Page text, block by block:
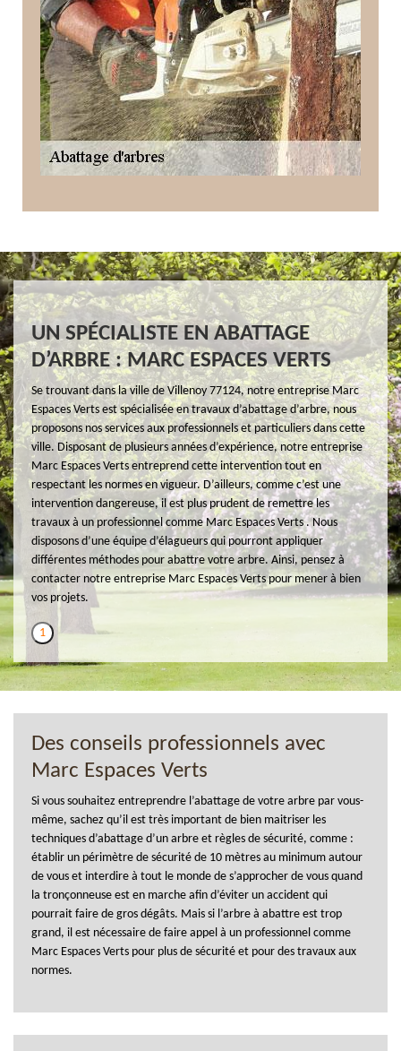
UN SPÉCIALISTE EN ABATTAGE
D’ARBRE : MARC ESPACES VERTS
Se trouvant dans la ville de Villenoy 77124, notre entreprise Marc
Espaces Verts est spécialisée en travaux d’abattage d’arbre, nous
proposons nos services aux professionnels et particuliers dans cette
ville. Disposant de plusieurs années d’expérience, notre entreprise
Marc Espaces Verts entreprend cette intervention tout en
respectant les normes en vigueur. D’ailleurs, comme c’est une
intervention dangereuse, il est plus prudent de remettre les
travaux à un professionnel comme Marc Espaces Verts . Nous
disposons d’une équipe d’élagueurs qui pourront appliquer
différentes méthodes pour abattre votre arbre. Ainsi, pensez à
contacter notre entreprise Marc Espaces Verts pour mener à bien
vos projets.
1
Des conseils professionnels avec
Marc Espaces Verts
Si vous souhaitez entreprendre l’abattage de votre arbre par vous-
même, sachez qu’il est très important de bien maitriser les
techniques d’abattage d’un arbre et règles de sécurité, comme :
établir un périmètre de sécurité de 10 mètres au minimum autour
de vous et interdire à tout le monde de s’approcher de vous quand
la tronçonneuse est en marche afin d’éviter un accident qui
pourrait faire de gros dégâts. Mais si l’arbre à abattre est trop
grand, il est nécessaire de faire appel à un professionnel comme
Marc Espaces Verts pour plus de sécurité et pour des travaux aux
normes.